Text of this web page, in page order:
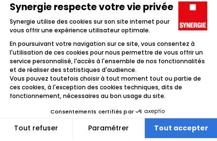
Nous contacter
Linkedin SynergieInstagramTikTok Youtube
Trouver un emploi
Icône d'illustration
Candidats
Icône d'illustration
Icône d'illustration